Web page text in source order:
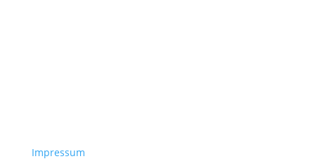
Impressum